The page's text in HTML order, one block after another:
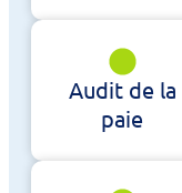
Audit de la
paie